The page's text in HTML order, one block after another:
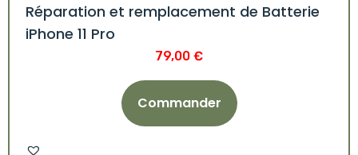
Réparation et remplacement de Batterie
iPhone 11 Pro
79,00 €